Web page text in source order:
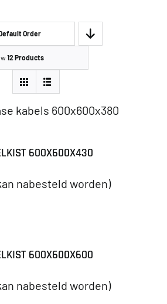
Order
12 Products
600X600X430
nabesteld worden)
600X600X600
nabesteld worden)